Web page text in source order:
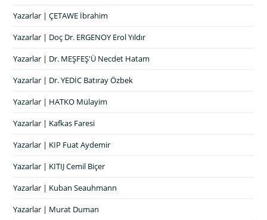
Yazarlar | ÇETAWE İbrahim
Yazarlar | Doç Dr. ERGENOY Erol Yıldır
Yazarlar | Dr. MEŞFEŞ'Ü Necdet Hatam
Yazarlar | Dr. YEDİC Batıray Özbek
Yazarlar | HATKO Mülayim
Yazarlar | Kafkas Faresi
Yazarlar | KIP Fuat Aydemir
Yazarlar | KITIJ Cemil Biçer
Yazarlar | Kuban Seauhmann
Yazarlar | Murat Duman